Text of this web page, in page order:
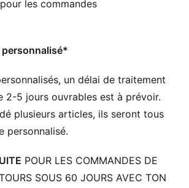
Jersey simple
boutonnage
les commandes
un délai de traitement
2-5 jours ouvrables est à prévoir.
plusieurs articles, ils seront tous
personnalisé.
POUR LES COMMANDES DE
SOUS 60 JOURS AVEC TON